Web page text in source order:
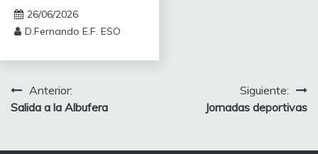
26/06/2026
D.Fernando E.F. ESO
Navegación
de
entradas
Anterior:
Salida a la Albufera
Siguiente:
Jornadas deportivas